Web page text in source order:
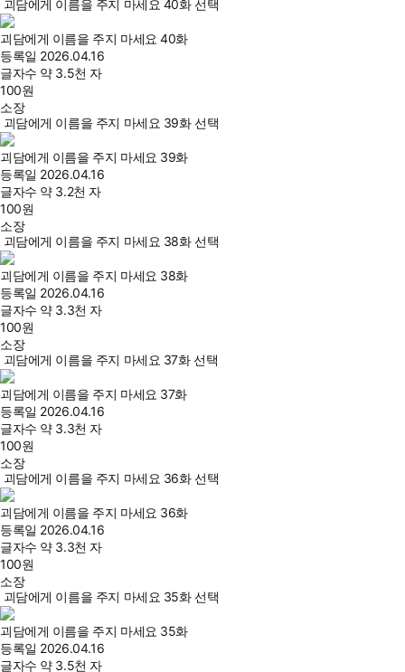
괴담에게 이름을 주지 마세요 40화 선택
괴담에게 이름을 주지 마세요 40화
등록일 2026.04.16
글자수 약 3.5천 자
100원
소장
괴담에게 이름을 주지 마세요 39화 선택
괴담에게 이름을 주지 마세요 39화
등록일 2026.04.16
글자수 약 3.2천 자
100원
소장
괴담에게 이름을 주지 마세요 38화 선택
괴담에게 이름을 주지 마세요 38화
등록일 2026.04.16
글자수 약 3.3천 자
100원
소장
괴담에게 이름을 주지 마세요 37화 선택
괴담에게 이름을 주지 마세요 37화
등록일 2026.04.16
글자수 약 3.3천 자
100원
소장
괴담에게 이름을 주지 마세요 36화 선택
괴담에게 이름을 주지 마세요 36화
등록일 2026.04.16
글자수 약 3.3천 자
100원
소장
괴담에게 이름을 주지 마세요 35화 선택
괴담에게 이름을 주지 마세요 35화
등록일 2026.04.16
글자수 약 3.5천 자